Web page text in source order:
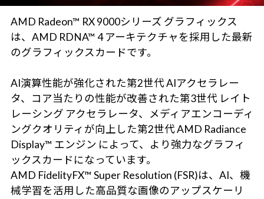
AMD Radeon™ RX 9000シリーズ グラフィックス
は、AMD RDNA™ 4 アーキテクチャを採用した最新
のグラフィックスカードです。
AI演算性能が強化された第2世代 AIアクセラレー
タ、コア当たりの性能が改善された第3世代 レイト
レーシング アクセラレータ、メディアエンコーディ
ングクオリティが向上した第2世代 AMD Radiance
Display™ エンジン によって、より強力なグラフィ
ックスカードになっています。
AMD FidelityFX™ Super Resolution (FSR)は、AI、機
械学習を活用した高品質な画像のアップスケーリ